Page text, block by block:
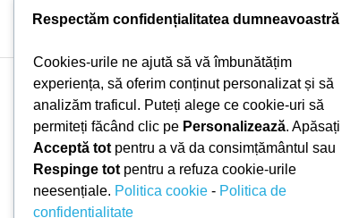
Copyright © 2026 Doni Trade | Branding by Pion Media
Respectăm confidențialitatea dumneavoastră
Cookies-urile ne ajută să vă îmbunătățim
experiența, să oferim conținut personalizat și să
analizăm traficul. Puteți alege ce cookie-uri să
permiteți făcând clic pe Personalizează. Apăsați
Acceptă totpentru a vă da consimțământul sau
Respinge totpentru a refuza cookie-urile
neesențiale. Politica cookie - Politica de
confidențialitate